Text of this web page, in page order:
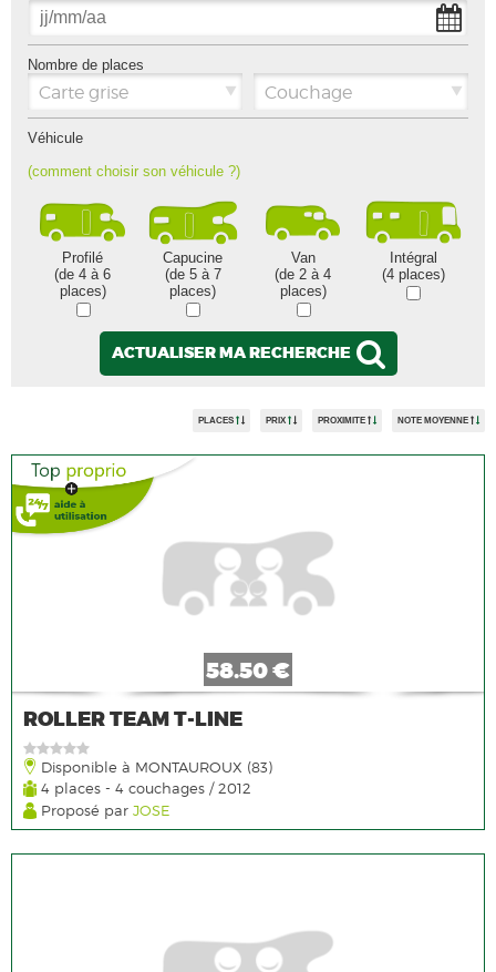
Nombre de places
Carte grise Couchage
Véhicule
(comment choisir son véhicule ?)
Profilé
(de 4 à 6
places)
Capucine
(de 5 à 7
places)
Van
(de 2 à 4
places)
Intégral
(4 places)
ACTUALISER MA RECHERCHE
PLACES PRIX PROXIMITE NOTE MOYENNE
58.50 €
ROLLER TEAM T-LINE
Disponible à MONTAUROUX (83)
4 places - 4 couchages / 2012
Proposé parJOSE